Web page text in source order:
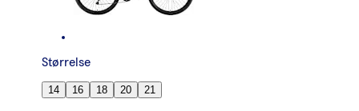
Størrelse
14 16 18 20 21